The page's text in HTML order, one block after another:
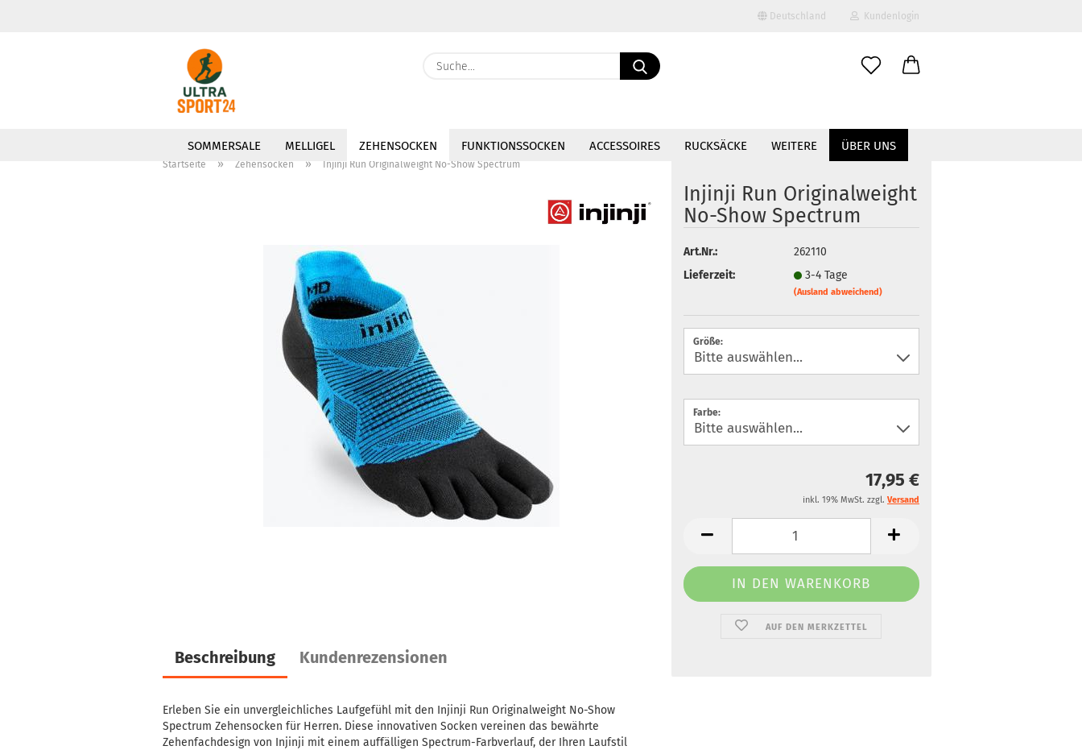
Deutschland
Lieferland
Kundenlogin
Passwort
Konto erstellen
Passwort vergessen?
Suche...
SOMMERSALE MELLIGEL ZEHENSOCKEN FUNKTIONSSOCKEN ACCESSOIRES RUCKSÄCKE ÜBER UNS
WEITERE
Startseite » Zehensocken » Injinji Run Originalweight No-Show Spectrum
Injinji Run Originalweight
No-Show Spectrum
Art.Nr.:
262110
Lieferzeit:
3-4 Tage
(Ausland abweichend)
Größe:
Farbe:
17,95 €
inkl. 19% MwSt. zzgl. Versand
AUF DEN MERKZETTEL
Beschreibung Kundenrezensionen
Erleben Sie ein unvergleichliches Laufgefühl mit den Injinji Run Originalweight No-Show
Spectrum Zehensocken für Herren. Diese innovativen Socken vereinen das bewährte
Zehenfachdesign von Injinji mit einem auffälligen Spectrum-Farbverlauf, der Ihren Laufstil